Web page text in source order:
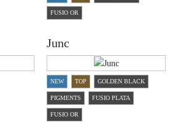
FUSIO OR
Junc
NEW TOP GOLDEN BLACK
PIGMENTS FUSIO PLATA
FUSIO OR